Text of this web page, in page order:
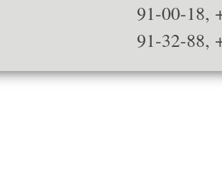
91-00-18,
91-32-88,